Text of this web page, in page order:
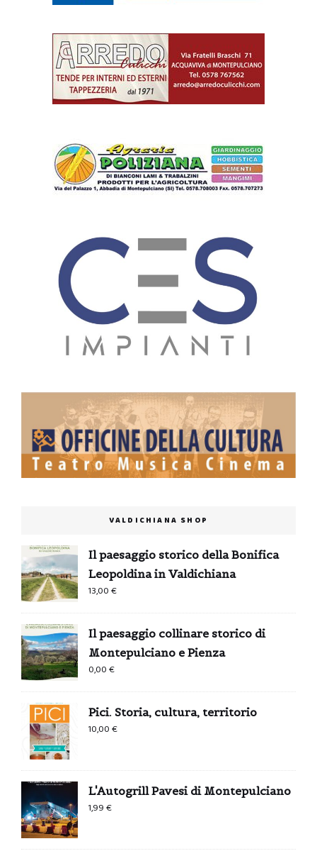
VALDICHIANA SHOP
Il paesaggio storico della Bonifica
Leopoldina in Valdichiana
13,00€
Il paesaggio collinare storico di
Montepulciano e Pienza
0,00€
Pici. Storia, cultura, territorio
10,00€
L'Autogrill Pavesi di Montepulciano
1,99€